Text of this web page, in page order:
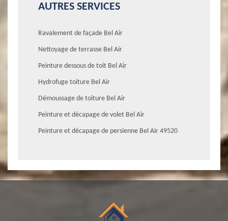
AUTRES SERVICES
Ravalement de façade Bel Air
Nettoyage de terrasse Bel Air
Peinture dessous de toit Bel Air
Hydrofuge toiture Bel Air
Démoussage de toiture Bel Air
Peinture et décapage de volet Bel Air
Peinture et décapage de persienne Bel Air 49520